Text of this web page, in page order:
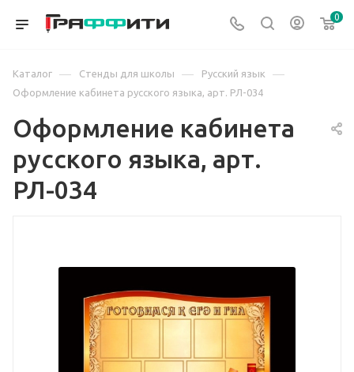
0
Каталог — Стенды для школы — Русский язык —
Оформление кабинета русского языка, арт. РЛ-034
Оформление кабинета
русского языка, арт.
РЛ-034